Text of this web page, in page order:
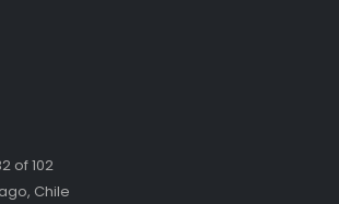
of 102
Chile